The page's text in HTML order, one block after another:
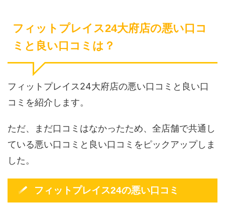
フィットプレイス24大府店の悪い口コ
ミと良い口コミは？
フィットプレイス24大府店の悪い口コミと良い口
コミを紹介します。
ただ、まだ口コミはなかったため、全店舗で共通し
ている悪い口コミと良い口コミをピックアップしま
した。
フィットプレイス24の悪い口コミ